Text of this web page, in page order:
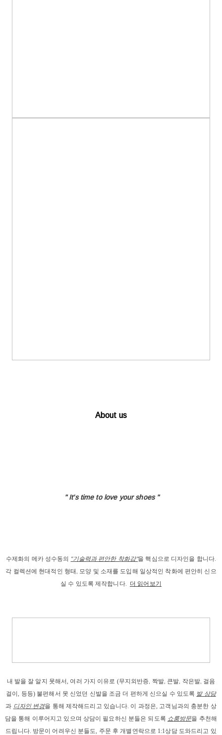
About us
" It's time to loveyour shoes "
수제화의 메카 성수동의 "기술력과 편안한 착화감"을 핵심으로 디자인을 합니다.
각 컬렉션에 현대적인 형태, 모양 및 소재를 도입해 일상적인 착화에 편안히 신으
실 수 있도록 제작합니다. 더 읽어보기
내 발을 잘 알지 못해서, 여러 가지 이유로 (무지외반증, 짝발, 큰발, 작은발, 걸음
걸이, 등등) 불편해서 못 신었던 신발을 조금 더 편하게 신으실 수 있도록 발 상담
과 디자인 변경을 통해 제작해드리고 있습니다. 이 과정은, 고객님과의 충분한 상
담을 통해 이루어지고 있으며 상담이 필요하신 분들은 되도록 쇼룸방문을 추천해
드립니다. 방문이 어려우신 분들도, 주문 후 개별연락으로 1:1상담 도와드리고 있